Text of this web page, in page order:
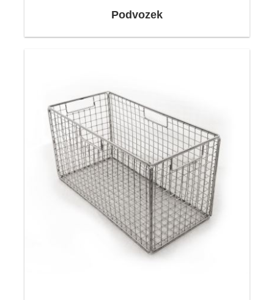
lhůtami jsme vysoce kvalifikovaným a
prověřeným partnerem mnoha zavedených
společností,
Obal:
Podvozek